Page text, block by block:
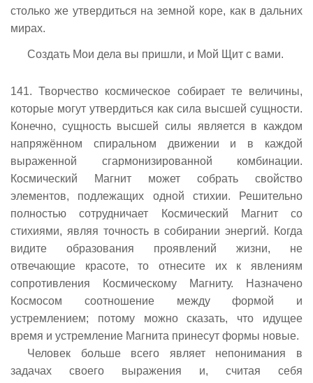
столько же утвердиться на земной коре, как в дальних
мирах.
Создать Мои дела вы пришли, и Мой Щит с вами.
141. Творчество космическое собирает те величины,
которые могут утвердиться как сила высшей сущности.
Конечно, сущность высшей силы является в каждом
напряжённом спиральном движении и в каждой
выраженной сгармонизированной комбинации.
Космический Магнит может собрать свойство
элементов, подлежащих одной стихии. Решительно
полностью сотрудничает Космический Магнит со
стихиями, являя точность в собирании энергий. Когда
видите образования проявлений жизни, не
отвечающие красоте, то отнесите их к явлениям
сопротивления Космическому Магниту. Назначено
Космосом соотношение между формой и
устремлением; потому можно сказать, что идущее
время и устремление Магнита принесут формы новые.
Человек больше всего являет непонимания в
задачах своего выражения и, считая себя